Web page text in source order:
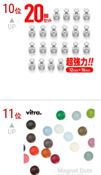
10位
UP
11位
UP